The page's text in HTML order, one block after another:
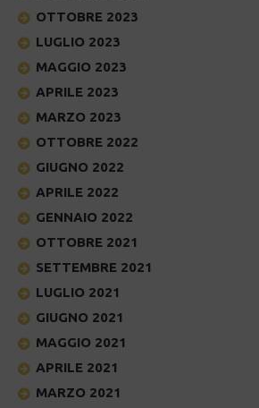
OTTOBRE 2023
LUGLIO 2023
MAGGIO 2023
APRILE 2023
MARZO 2023
OTTOBRE 2022
GIUGNO 2022
APRILE 2022
GENNAIO 2022
OTTOBRE 2021
SETTEMBRE 2021
LUGLIO 2021
GIUGNO 2021
MAGGIO 2021
APRILE 2021
MARZO 2021